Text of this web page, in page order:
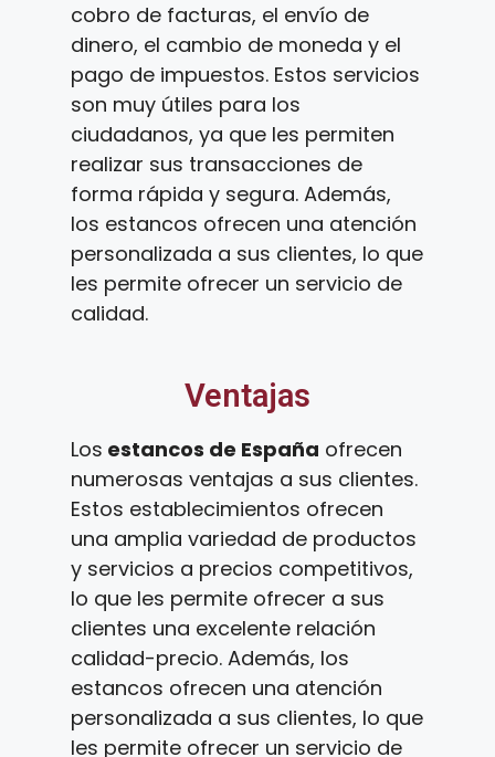
cobro de facturas, el envío de
dinero, el cambio de moneda y el
pago de impuestos. Estos servicios
son muy útiles para los
ciudadanos, ya que les permiten
realizar sus transacciones de
forma rápida y segura. Además,
los estancos ofrecen una atención
personalizada a sus clientes, lo que
les permite ofrecer un servicio de
calidad.
Ventajas
Los estancos de España ofrecen
numerosas ventajas a sus clientes.
Estos establecimientos ofrecen
una amplia variedad de productos
y servicios a precios competitivos,
lo que les permite ofrecer a sus
clientes una excelente relación
calidad-precio. Además, los
estancos ofrecen una atención
personalizada a sus clientes, lo que
les permite ofrecer un servicio de